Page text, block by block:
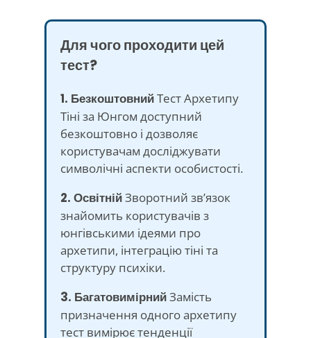
Для чого проходити цей
тест?
1. БезкоштовнийТест Архетипу
Тіні за Юнгом доступний
безкоштовно і дозволяє
користувачам досліджувати
символічні аспекти особистості.
2. ОсвітнійЗворотний зв’язок
знайомить користувачів з
юнгівськими ідеями про
архетипи, інтеграцію тіні та
структуру психіки.
3. БагатовимірнийЗамість
призначення одного архетипу
тест вимірює тенденції